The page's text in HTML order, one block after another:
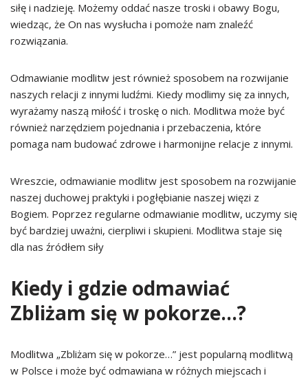
siłę i nadzieję. Możemy oddać nasze troski i obawy Bogu,
wiedząc, że On nas wysłucha i pomoże nam znaleźć
rozwiązania.
Odmawianie modlitw jest również sposobem na rozwijanie
naszych relacji z innymi ludźmi. Kiedy modlimy się za innych,
wyrażamy naszą miłość i troskę o nich. Modlitwa może być
również narzędziem pojednania i przebaczenia, które
pomaga nam budować zdrowe i harmonijne relacje z innymi.
Wreszcie, odmawianie modlitw jest sposobem na rozwijanie
naszej duchowej praktyki i pogłębianie naszej więzi z
Bogiem. Poprzez regularne odmawianie modlitw, uczymy się
być bardziej uważni, cierpliwi i skupieni. Modlitwa staje się
dla nas źródłem siły
Kiedy i gdzie odmawiać
Zbliżam się w pokorze…?
Modlitwa „Zbliżam się w pokorze…” jest popularną modlitwą
w Polsce i może być odmawiana w różnych miejscach i